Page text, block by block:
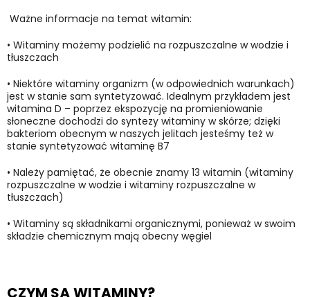
Ważne informacje na temat witamin:
• Witaminy możemy podzielić na rozpuszczalne w wodzie i
tłuszczach
• Niektóre witaminy organizm (w odpowiednich warunkach)
jest w stanie sam syntetyzować. Idealnym przykładem jest
witamina D – poprzez ekspozycję na promieniowanie
słoneczne dochodzi do syntezy witaminy w skórze; dzięki
bakteriom obecnym w naszych jelitach jesteśmy też w
stanie syntetyzować witaminę B7
• Należy pamiętać, że obecnie znamy 13 witamin (witaminy
rozpuszczalne w wodzie i witaminy rozpuszczalne w
tłuszczach)
• Witaminy są składnikami organicznymi, ponieważ w swoim
składzie chemicznym mają obecny węgiel
CZYM SĄ WITAMINY?